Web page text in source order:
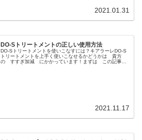
2021.01.31
DO-Sトリートメントの正しい使用方法
DO-Sトリートメントを使いこなすには？キアラーレDO-S
トリートメントを上手く使いこなせるかどうかは 貴方
の すすぎ加減 にかかっています！まずは この記事を
2021.11.17